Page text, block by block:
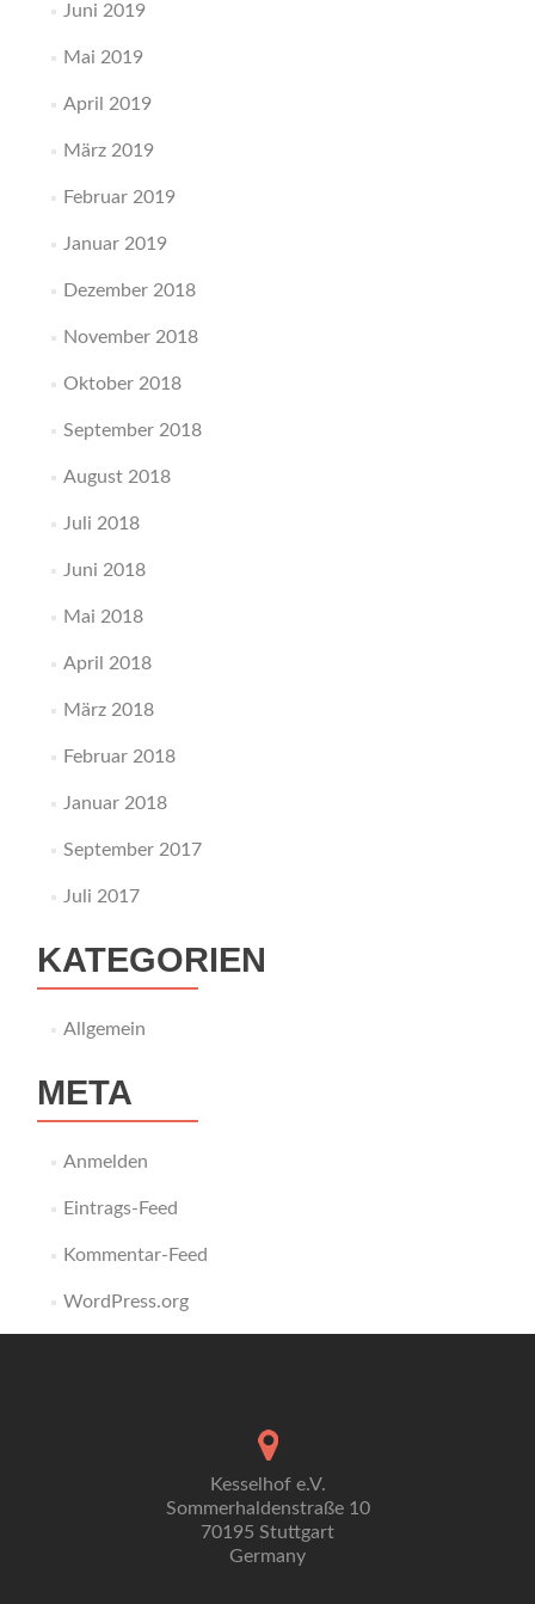
Juni 2019
Mai 2019
April 2019
März 2019
Februar 2019
Januar 2019
Dezember 2018
November 2018
Oktober 2018
September 2018
August 2018
Juli 2018
Juni 2018
Mai 2018
April 2018
März 2018
Februar 2018
Januar 2018
September 2017
Juli 2017
KATEGORIEN
Allgemein
META
Anmelden
Eintrags-Feed
Kommentar-Feed
WordPress.org
Kesselhof e.V.
Sommerhaldenstraße 10
70195 Stuttgart
Germany